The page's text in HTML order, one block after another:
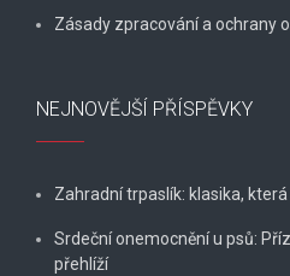
Zásady zpracování a ochrany
NEJNOVĚJŠÍ PŘÍSPĚVKY
Zahradní trpaslík: klasika,
Srdeční onemocnění u psů:
přehlíží